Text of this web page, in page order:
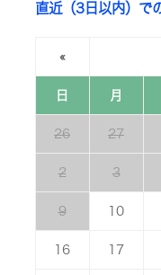
直近（3日以内）で
«
日 月
26 27
2 3
9 10
16 17